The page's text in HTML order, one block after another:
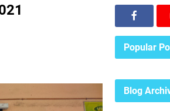
Popular
Blog